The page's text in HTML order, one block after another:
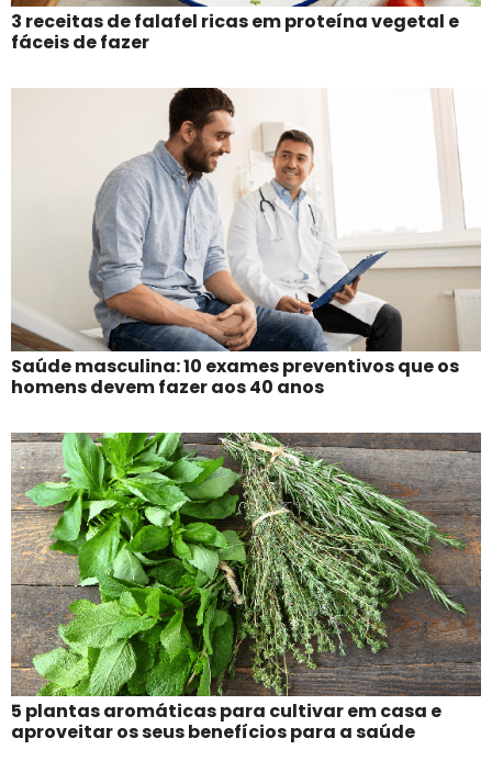
3 receitas de falafel ricas em proteína vegetal e
fáceis de fazer
Saúde masculina: 10 exames preventivos que os
homens devem fazer aos 40 anos
5 plantas aromáticas para cultivar em casa e
aproveitar os seus benefícios para a saúde